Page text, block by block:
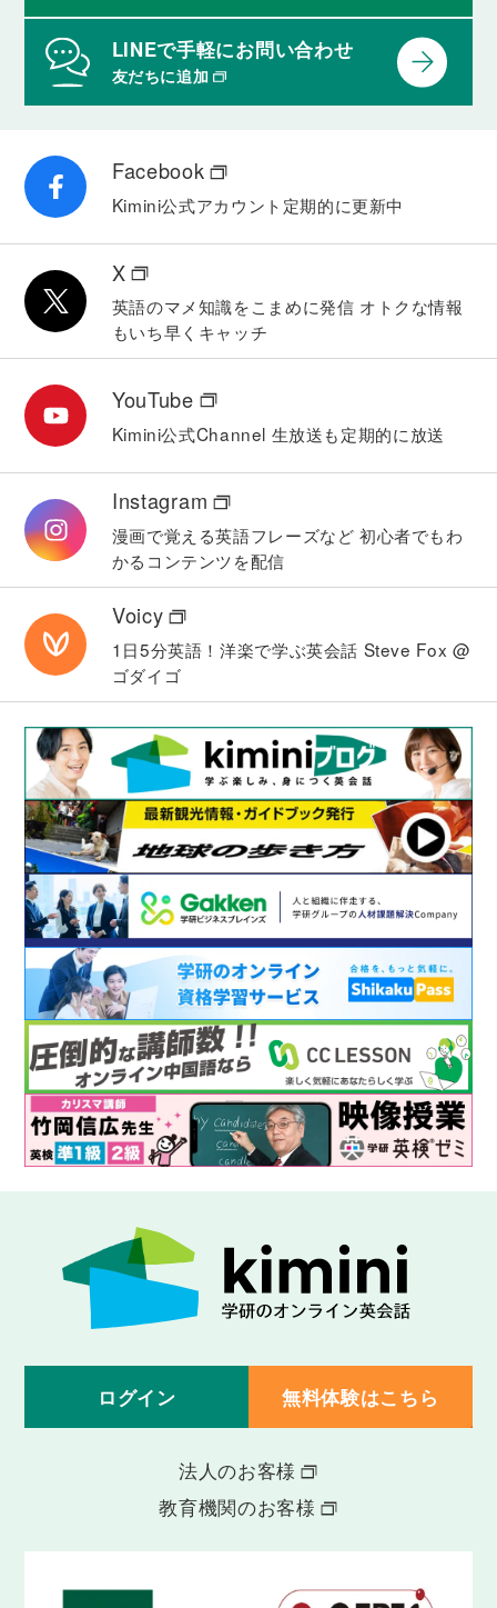
LINEで手軽にお問い合わせ
友だちに追加
Facebook
Kimini公式アカウント 定期的に更新中
X
英語のマメ知識をこまめに発信 オトクな情報
もいち早くキャッチ
YouTube
Kimini公式Channel 生放送も定期的に放送
Instagram
漫画で覚える英語フレーズなど 初心者でもわ
かるコンテンツを配信
Voicy
1日5分英語！洋楽で学ぶ英会話 Steve Fox @
ゴダイゴ
ログイン 無料体験はこちら
法人のお客様
教育機関のお客様